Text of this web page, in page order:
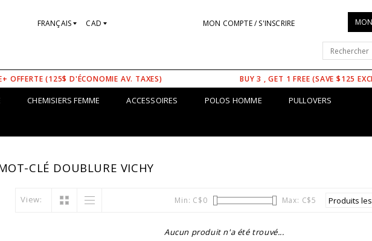
FRANÇAIS CAD MON COMPTE / S'INSCRIRE
OFFERTE (125$ D'ÉCONOMIE AV. TAXES) BUY 3 , GET 1 FREE (SAVE $125
CHEMISIERS FEMME ACCESSOIRES POLOS HOMME PULLOVERS
CLÉ DOUBLURE VICHY
View: Min: C$0 Max: C$5
Aucun produit n'a été trouvé...